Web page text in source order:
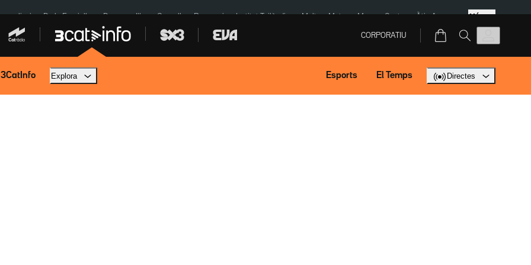
eclipsi De la Espriella Dos anys Illa Granollers Paraguai Institut Tailàndia Multa a Meta Menors Ceuta Àtic Ayuso Més
CORPORATIU
3CatInfo Explora Esports El Temps Directes